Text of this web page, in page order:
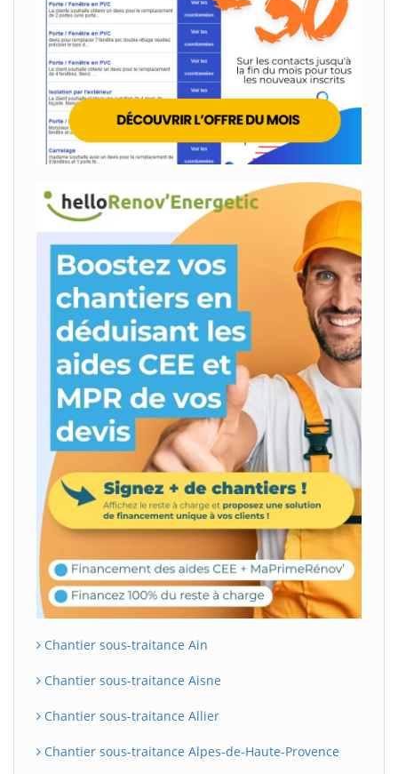
Chantier sous-traitance Ain
Chantier sous-traitance Aisne
Chantier sous-traitance Allier
Chantier sous-traitance Alpes-de-Haute-Provence